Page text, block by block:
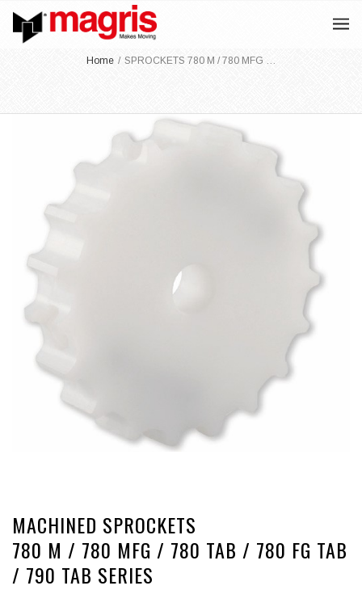
Home / SPROCKETS 780 M / 780 MFG …
MACHINED SPROCKETS
780 M / 780 MFG / 780 TAB / 780 FG TAB
/ 790 TAB SERIES